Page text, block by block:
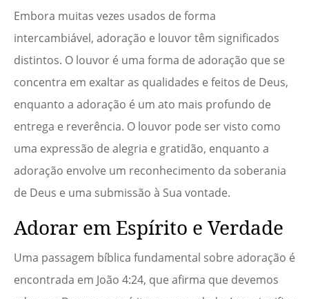
Embora muitas vezes usados de forma
intercambiável, adoração e louvor têm significados
distintos. O louvor é uma forma de adoração que se
concentra em exaltar as qualidades e feitos de Deus,
enquanto a adoração é um ato mais profundo de
entrega e reverência. O louvor pode ser visto como
uma expressão de alegria e gratidão, enquanto a
adoração envolve um reconhecimento da soberania
de Deus e uma submissão à Sua vontade.
Adorar em Espírito e Verdade
Uma passagem bíblica fundamental sobre adoração é
encontrada em João 4:24, que afirma que devemos